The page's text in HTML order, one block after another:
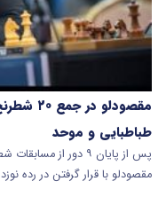
طباطبایی و موحد
پس از پایان ۹ دور
مقصودلو با قرار گرفتن در رده